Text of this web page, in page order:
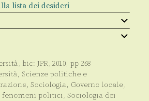
lista dei desideri
, bic: JPR, 2010, pp 268
, Scienze politiche e
, Sociologia, Governo locale,
fenomeni politici, Sociologia dei